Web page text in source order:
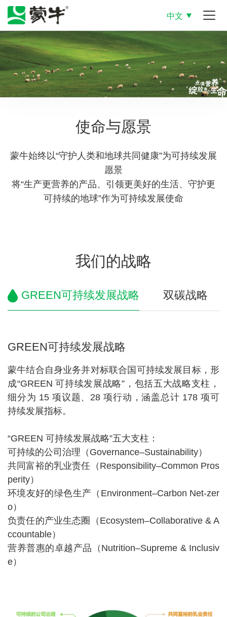
中文
使命与愿景
蒙牛始终以“守护人类和地球共同健康”为可持续发展
愿景
将“生产更营养的产品、引领更美好的生活、守护更
可持续的地球”作为可持续发展使命
我们的战略
GREEN可持续发展战略 双碳战略
GREEN可持续发展战略
蒙牛结合自身业务并对标联合国可持续发展目标，形
成“GREEN 可持续发展战略”，包括五大战略支柱，
细分为 15 项议题、28 项行动，涵盖总计 178 项可
持续发展指标。
“GREEN 可持续发展战略”五大支柱：
可持续的公司治理（Governance–Sustainability）
共同富裕的乳业责任（Responsibility–Common Pros
perity）
环境友好的绿色生产（Environment–Carbon Net-zer
o）
负责任的产业生态圈（Ecosystem–Collaborative & A
ccountable）
营养普惠的卓越产品（Nutrition–Supreme & Inclusiv
e）